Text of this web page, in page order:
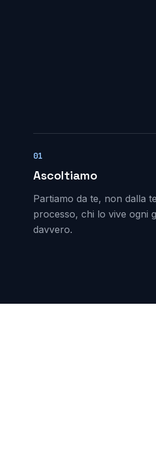
01
Ascoltiamo
Partiamo da te, non dalla
processo, chi lo vive ogni
davvero.